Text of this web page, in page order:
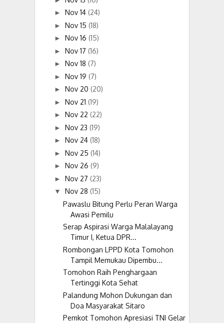
► Nov 14 (24)
► Nov 15 (18)
► Nov 16 (15)
► Nov 17 (16)
► Nov 18 (7)
► Nov 19 (7)
► Nov 20 (20)
► Nov 21 (19)
► Nov 22 (22)
► Nov 23 (19)
► Nov 24 (18)
► Nov 25 (14)
► Nov 26 (9)
► Nov 27 (23)
▼ Nov 28 (15)
Pawaslu Bitung Perlu Peran Warga
Awasi Pemilu
Serap Aspirasi Warga Malalayang
Timur I, Ketua DPR...
Rombongan LPPD Kota Tomohon
Tampil Memukau Dipembu...
Tomohon Raih Penghargaan
Tertinggi Kota Sehat
Palandung Mohon Dukungan dan
Doa Masyarakat Sitaro
Pemkot Tomohon Apresiasi TNI Gelar